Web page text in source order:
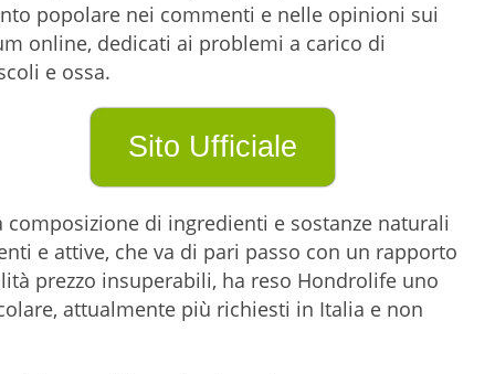
popolare nei commenti e nelle opinioni sui
online, dedicati ai problemi a carico di
e ossa.
Sito Ufficiale
composizione di ingredienti e sostanze naturali
e attive, che va di pari passo con un rapporto
prezzo insuperabili, ha reso Hondrolife uno
attualmente più richiesti in Italia e non